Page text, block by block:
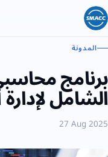
المدونة
برنامج
الشامل
27 Aug 2025